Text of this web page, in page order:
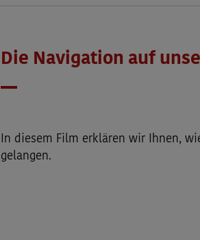
Die Navigation auf
In diesem Film erklären wir Ihnen,
gelangen.